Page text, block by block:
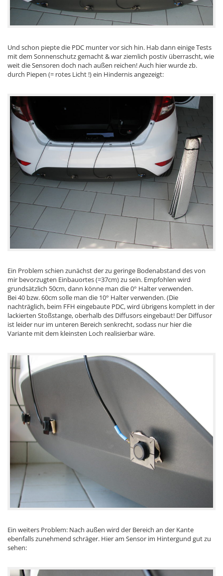
Und schon piepte die PDC munter vor sich hin. Hab dann einige Tests
mit dem Sonnenschutz gemacht & war ziemlich postiv überrascht, wie
weit die Sensoren doch nach außen reichen! Auch hier wurde zb.
durch Piepen (= rotes Licht !) ein Hindernis angezeigt:
Ein Problem schien zunächst der zu geringe Bodenabstand des von
mir bevorzugten Einbauortes (=37cm) zu sein. Empfohlen wird
grundsätzlich 50cm, dann könne man die 0° Halter verwenden.
Bei 40 bzw. 60cm solle man die 10° Halter verwenden. (Die
nachträglich, beim FFH eingebaute PDC, wird übrigens komplett in der
lackierten Stoßstange, oberhalb des Diffusors eingebaut! Der Diffusor
ist leider nur im unteren Bereich senkrecht, sodass nur hier die
Variante mit dem kleinsten Loch realisierbar wäre.
Ein weiters Problem: Nach außen wird der Bereich an der Kante
ebenfalls zunehmend schräger. Hier am Sensor im Hintergund gut zu
sehen: